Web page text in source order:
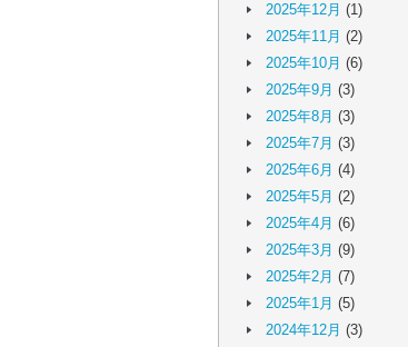
2025年12月 (1)
2025年11月 (2)
2025年10月 (6)
2025年9月 (3)
2025年8月 (3)
2025年7月 (3)
2025年6月 (4)
2025年5月 (2)
2025年4月 (6)
2025年3月 (9)
2025年2月 (7)
2025年1月 (5)
2024年12月 (3)